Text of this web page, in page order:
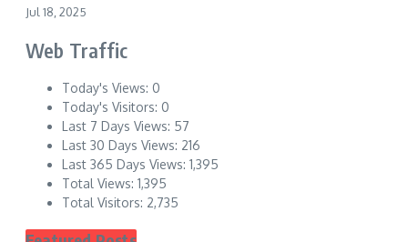
Jul 18, 2025
Web Traffic
Today's Views: 0
Today's Visitors: 0
Last 7 Days Views: 57
Last 30 Days Views: 216
Last 365 Days Views: 1,395
Total Views: 1,395
Total Visitors: 2,735